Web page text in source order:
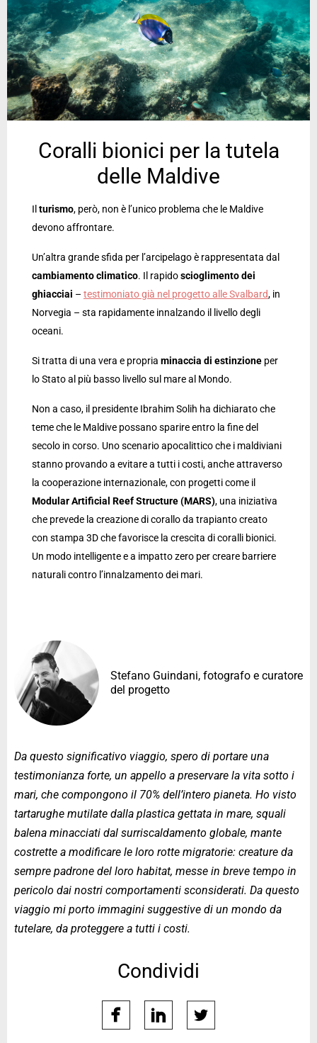
Coralli bionici per la tutela
delle Maldive
Ilturismo, però, non è l’unico problema che le Maldive
devono affrontare.
Un’altra grande sfida per l’arcipelago è rappresentata dal
cambiamento climatico. Il rapidoscioglimento dei
ghiacciai – testimoniato già nel progetto alle Svalbard, in
Norvegia – sta rapidamente innalzando il livello degli
oceani.
Si tratta di una vera e propria minaccia di estinzione per
lo Stato al più basso livello sul mare al Mondo.
Non a caso, il presidente Ibrahim Solih ha dichiarato che
teme che le Maldive possano sparire entro la fine del
secolo in corso. Uno scenario apocalittico che i maldiviani
stanno provando a evitare a tutti i costi, anche attraverso
la cooperazione internazionale, con progetti come il
Modular Artificial Reef Structure (MARS), una iniziativa
che prevede la creazione di corallo da trapianto creato
con stampa 3D che favorisce la crescita di coralli bionici.
Un modo intelligente e a impatto zero per creare barriere
naturali contro l’innalzamento dei mari.
Stefano Guindani, fotografo e curatore
del progetto
Da questo significativo viaggio, spero di portare una
testimonianza forte, un appello a preservare la vita sotto i
mari, che compongono il 70% dell’intero pianeta. Ho visto
tartarughe mutilate dalla plastica gettata in mare, squali
balena minacciati dal surriscaldamento globale, mante
costrette a modificare le loro rotte migratorie: creature da
sempre padrone del loro habitat, messe in breve tempo in
pericolo dai nostri comportamenti sconsiderati. Da questo
viaggio mi porto immagini suggestive di un mondo da
tutelare, da proteggere a tutti i costi.
Condividi
facebooklinkedin